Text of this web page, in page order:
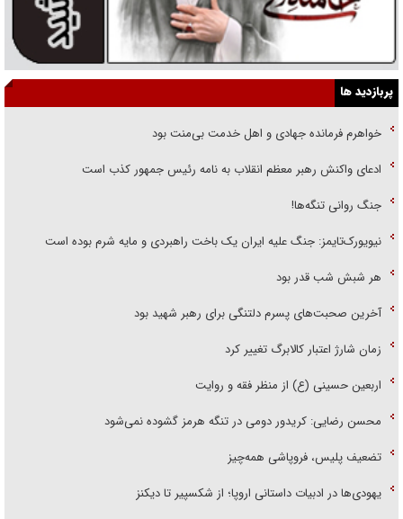
پربازدید ها
خواهرم فرمانده جهادی و اهل خدمت بی‌منت بود
ادعای واکنش رهبر معظم انقلاب به نامه رئیس جمهور کذب است
جنگ روانی تنگه‌ها!
نیویورک‌تایمز: جنگ علیه ایران یک باخت راهبردی و مایه شرم بوده است
هر شبش شب قدر بود
آخرین صحبت‌های پسرم دلتنگی برای رهبر شهید بود
زمان شارژ اعتبار کالابرگ تغییر کرد
اربعین حسینی (ع) از منظر فقه و روایت
محسن رضایی: کریدور دومی در تنگه هرمز گشوده نمی‌شود
تضعیف پلیس، فروپاشی همه‌چیز
یهودی‌ها در ادبیات داستانی اروپا؛ از شکسپیر تا دیکنز